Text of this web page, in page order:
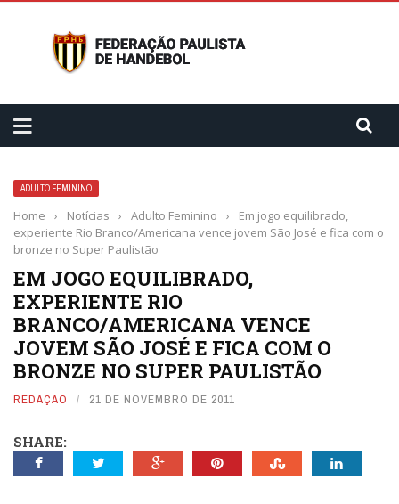
ADULTO FEMININO
Home › Notícias › Adulto Feminino ›
Em jogo equilibrado,
experiente Rio Branco/Americana vence jovem São José e fica com o
bronze no Super Paulistão
EM JOGO EQUILIBRADO,
EXPERIENTE RIO
BRANCO/AMERICANA VENCE
JOVEM SÃO JOSÉ E FICA COM O
BRONZE NO SUPER PAULISTÃO
REDAÇÃO 21 DE NOVEMBRO DE 2011
SHARE: